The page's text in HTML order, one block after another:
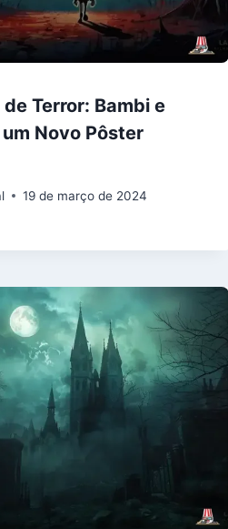
Terror: Bambi e
Novo Pôster
19 de março de 2024